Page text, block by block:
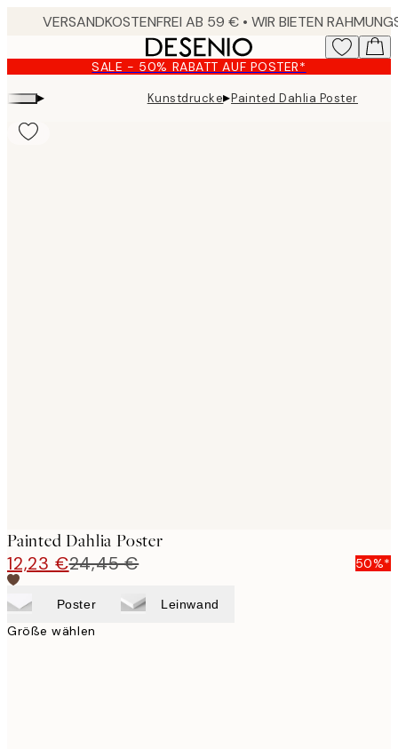
content.
SALE - 50% RABATT AUF POSTER*
▸ Kunstdrucke▸Painted Dahlia Poster
Painted Dahlia Poster
12,23 €24,45 € 50%*
Poster Leinwand
Größe wählen